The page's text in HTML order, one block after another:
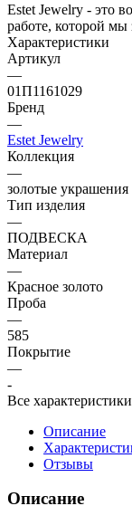
Estet Jewelry - это
работе, которой мы
Характеристики
Артикул
—
01П1161029
Бренд
—
Estet Jewelry
Коллекция
—
золотые украшения
Тип изделия
—
ПОДВЕСКА
Материал
—
Красное золото
Проба
—
585
Покрытие
—
-
Все характеристики
Описание
Отзывы
Описание